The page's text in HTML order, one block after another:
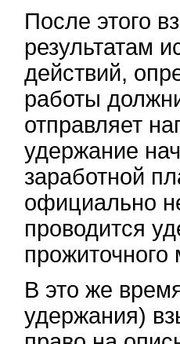
После этого
результатам
действий,
работы
отправляет
удержание
заработной
официально
проводится
В это же
удержания)